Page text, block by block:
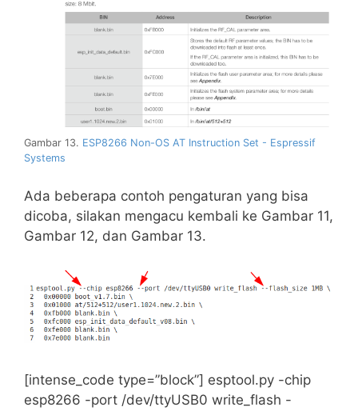
Gambar 13. ESP8266 Non-OS AT Instruction Set - Espressif
Systems
Ada beberapa contoh pengaturan yang bisa
dicoba, silakan mengacu kembali ke Gambar 11,
Gambar 12, dan Gambar 13.
[intense_code type=”block”] esptool.py -chip
esp8266 -port /dev/ttyUSB0 write_flash -